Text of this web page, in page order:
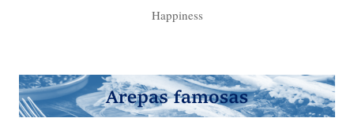
Happiness